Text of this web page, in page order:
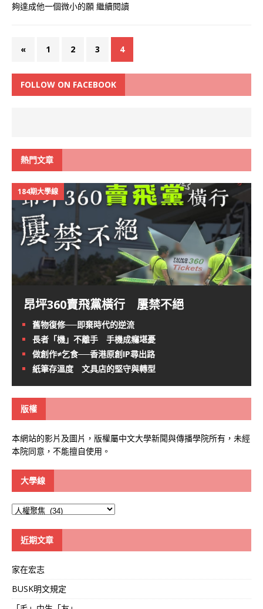
夠達成他一個微小的願 繼續閱讀
« 1 2 3 4
FOLLOW ON FACEBOOK
熱門文章
184期大學線
昂坪360賣飛黨橫行 屢禁不絕
舊物復修──即棄時代的逆流
長者「機」不離手 手機成癮堪憂
做創作≠乞食──香港原創IP尋出路
紙筆存溫度 文具店的堅守與轉型
版權
本網站的影片及圖片，版權屬中文大學新聞與傳播學院所有，未經
本院同意，不能擅自使用。
大學線
大
近期文章
家在宏志
BUSK明文規定